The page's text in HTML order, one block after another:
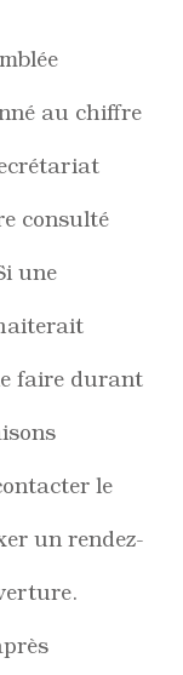
au chiffre
consulté
une
faire durant
le
un rendez-